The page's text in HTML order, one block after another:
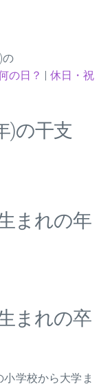
の
の日？ | 休日・祝
)の干支
まれの年
まれの卒
学校から大学ま